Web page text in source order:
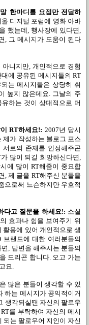
한마디를 요점만 전달하
디지털 포럼에 영화 아바
했는데 행사장에 있다면
그 메시지가 도움이 된다
아니지만 개인적으로 경험
에 공유된 메시지들의 RT
는 메시지들은 상당히 휘
높지 않은데요
그날의 주
하는 것이 상대적으로 더
RT하세요!: 2007년 당시
제가 작성하는 블로그 포스
로의 존재를 인정해주곤
가 많이 되길 희망하신다면
에 많이 RT해줌이 중요합
,제 글을 RT해주신 분들을
으로써 느슨하지만 우호적
다고 질문을 하세요!: 소셜
효과나 힘을 보여주기 위
활용에 있어 개인적으로 생
브랜드에 대한 여러분들의
답변을 해주시는 분들의
드리곤 합니다. 오고 가는
요
많은 분들이 생각할 수 있
하는 메시지가 공익적이거
생각되실땐 자신의 팔로우
RT를 부탁하여 자신의 메시
되는 팔로우어 지인이 자신